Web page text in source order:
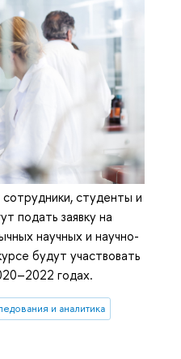
студенты и
подать заявку на
научных и научно-
будут участвовать
годах.
и аналитика